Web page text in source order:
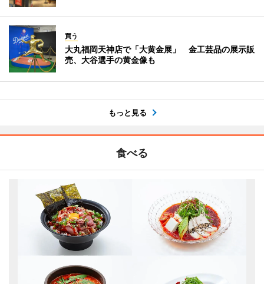
買う
大丸福岡天神店で「大黄金展」 金工芸品の展示販
売、大谷選手の黄金像も
もっと見る
食べる